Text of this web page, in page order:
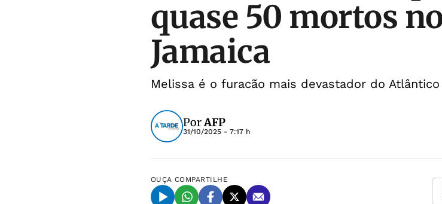
quase 50 mortos
Jamaica
Melissa é o furacão mais devastador do
PorAFP
31/10/2025 - 7:17 h
OUÇA COMPARTILHE